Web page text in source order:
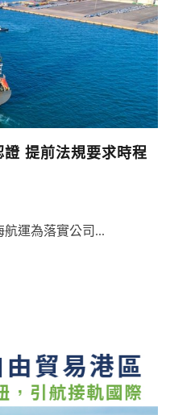
提前法規要求時程
航運為落實公司...